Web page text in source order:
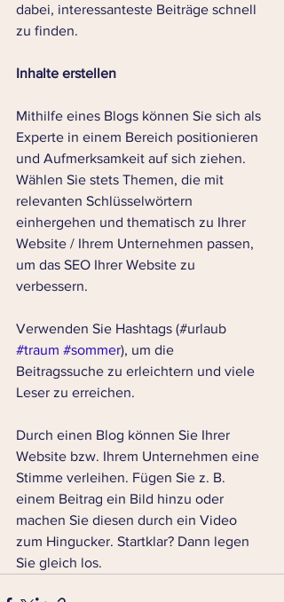
dabei, interessanteste Beiträge schnell
zu finden.
Inhalte erstellen
Mithilfe eines Blogs können Sie sich als
Experte in einem Bereich positionieren
und Aufmerksamkeit auf sich ziehen.
Wählen Sie stets Themen, die mit
relevanten Schlüsselwörtern
einhergehen und thematisch zu Ihrer
Website / Ihrem Unternehmen passen,
um das SEO Ihrer Website zu
verbessern.
Verwenden Sie Hashtags (#urlaub
#traum #sommer), um die
Beitragssuche zu erleichtern und viele
Leser zu erreichen.
Durch einen Blog können Sie Ihrer
Website bzw. Ihrem Unternehmen eine
Stimme verleihen. Fügen Sie z. B.
einem Beitrag ein Bild hinzu oder
machen Sie diesen durch ein Video
zum Hingucker. Startklar? Dann legen
Sie gleich los.